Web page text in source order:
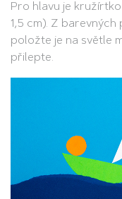
Pro hlavu je
1,5 cm). Z
položte je na světle
přilepte.